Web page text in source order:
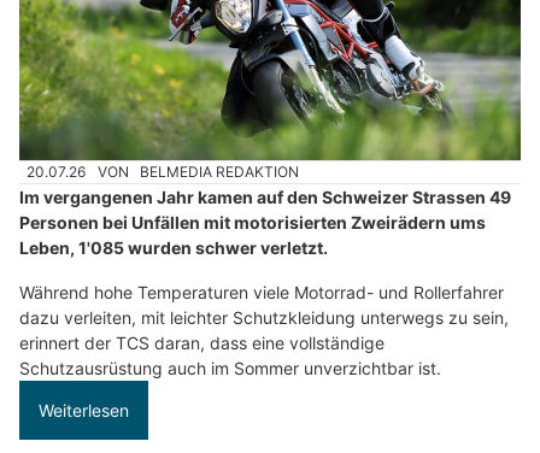
20.07.26 VON BELMEDIA REDAKTION
Im vergangenen Jahr kamen auf den Schweizer Strassen 49
Personen bei Unfällen mit motorisierten Zweirädern ums
Leben, 1'085 wurden schwer verletzt.
Während hohe Temperaturen viele Motorrad- und Rollerfahrer
dazu verleiten, mit leichter Schutzkleidung unterwegs zu sein,
erinnert der TCS daran, dass eine vollständige
Schutzausrüstung auch im Sommer unverzichtbar ist.
Weiterlesen